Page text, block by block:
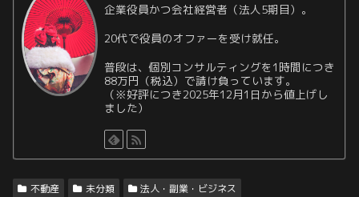
企業役員かつ会社経営者（法人5期目）。
20代で役員のオファーを受け就任。
普段は、個別コンサルティングを1時間につき
88万円（税込）で請け負っています。
（※好評につき2025年12月1日から値上げし
ました）
不動産 未分類 法人・副業・ビジネス